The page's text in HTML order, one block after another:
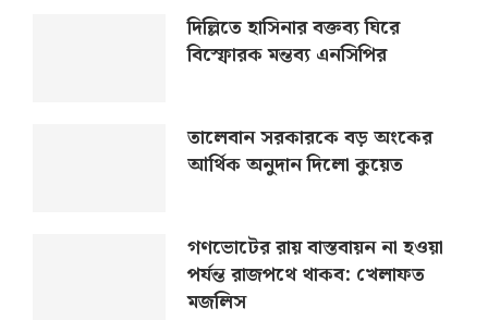
দিল্লিতে হাসিনার বক্তব্য ঘিরে
বিস্ফোরক মন্তব্য এনসিপির
তালেবান সরকারকে বড় অংকের
আর্থিক অনুদান দিলো কুয়েত
গণভোটের রায় বাস্তবায়ন না হওয়া
পর্যন্ত রাজপথে থাকব: খেলাফত
মজলিস